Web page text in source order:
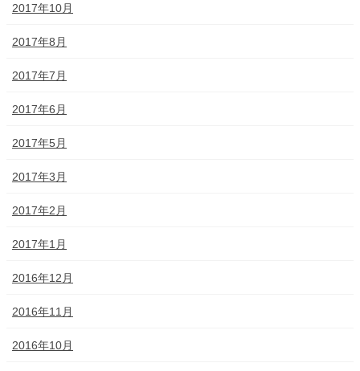
2017年10月
2017年8月
2017年7月
2017年6月
2017年5月
2017年3月
2017年2月
2017年1月
2016年12月
2016年11月
2016年10月